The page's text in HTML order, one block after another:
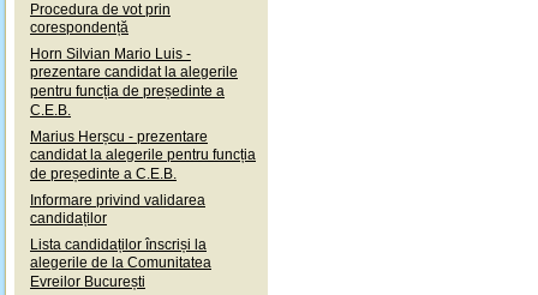
Procedura de vot prin
corespondență
Horn Silvian Mario Luis -
prezentare candidat la alegerile
pentru funcția de președinte a
C.E.B.
Marius Herșcu - prezentare
candidat la alegerile pentru funcția
de președinte a C.E.B.
Informare privind validarea
candidaților
Lista candidaților înscriși la
alegerile de la Comunitatea
Evreilor București